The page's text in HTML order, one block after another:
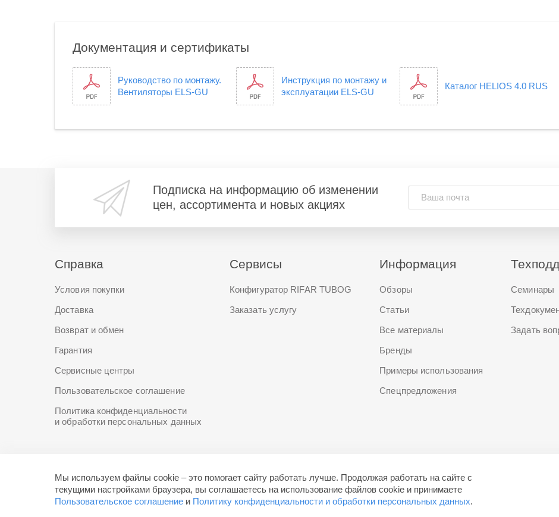
Документация и сертификаты
Руководство по монтажу.
Вентиляторы ELS-GU
Инструкция по монтажу и
эксплуатации ELS-GU
Каталог HELIOS 4.0 RUS
Мы используем файлы cookie – это помогает сайту работать лучше. Продолжая работать на сайте с
текущими настройками браузера, вы соглашаетесь на использование файлов cookie и принимаете
Пользовательское соглашение и Политику конфиденциальности и обработки персональных данных.
Подписка на информацию об изменении
цен, ассортимента и новых акциях
Справка
Условия покупки
Доставка
Возврат и обмен
Гарантия
Сервисные центры
Пользовательское соглашение
Политика конфиденциальности
и обработки персональных данных
Сервисы
Конфигуратор RIFAR TUBOG
Заказать услугу
Информация
Обзоры
Статьи
Все материалы
Бренды
Примеры использования
Спецпредложения
Семинары
Задать
© 2002—2026, Компания «Селект»